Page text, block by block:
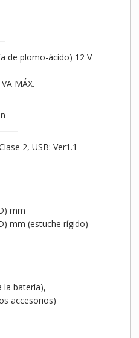
de plomo-ácido) 12 V
MÁX.
2, USB: Ver1.1
mm
mm (estuche rígido)
la batería),
accesorios)